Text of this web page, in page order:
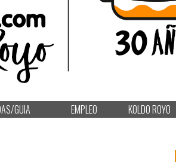
GUIA EMPLEO KOLDO ROYO